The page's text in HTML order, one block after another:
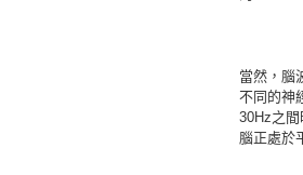
當然，腦
不同的神
30Hz之
腦正處於